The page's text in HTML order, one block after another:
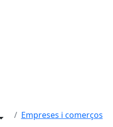
Empreses i comerços